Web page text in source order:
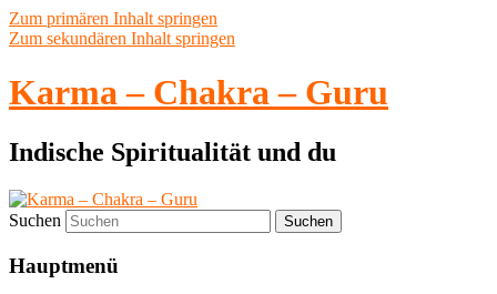
Zum primären Inhalt springen
Zum sekundären Inhalt springen
Karma – Chakra – Guru
Indische Spiritualität und du
Suchen
Hauptmenü